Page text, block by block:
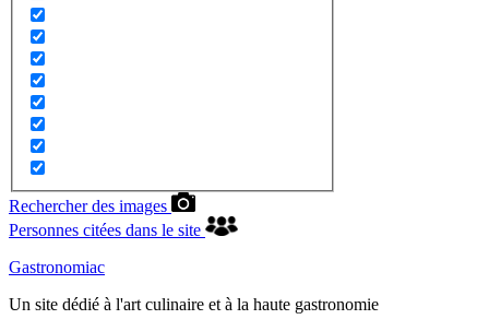
Rechercher des images
Personnes citées dans le site
Gastronomiac
Un site dédié à l'art culinaire et à la haute gastronomie